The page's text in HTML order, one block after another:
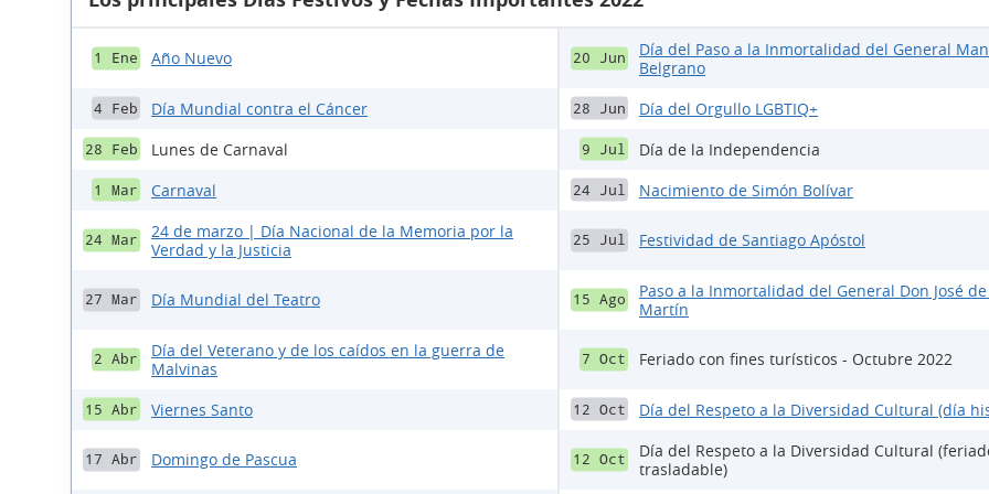
1 Ene Año Nuevo
4 Feb Día Mundial contra el Cáncer
28 Feb Lunes de Carnaval
1 Mar Carnaval
24 Mar
24 de marzo | Día Nacional de la Memoria por la
Verdad y la Justicia
27 Mar Día Mundial del Teatro
2 Abr
Día del Veterano y de los caídos en la guerra de
Malvinas
15 Abr Viernes Santo
17 Abr Domingo de Pascua
20 Jun
Día del Paso a la Inmortalidad del General
Belgrano
28 Jun Día del Orgullo LGBTIQ+
9 Jul Día de la Independencia
24 Jul Nacimiento de Simón Bolívar
25 Jul Festividad de Santiago Apóstol
15 Ago
Paso a la Inmortalidad del General Don José de
Martín
7 Oct Feriado con fines turísticos - Octubre 2022
12 Oct Día del Respeto a la Diversidad Cultural (día
12 Oct
Día del Respeto a la Diversidad Cultural
trasladable)